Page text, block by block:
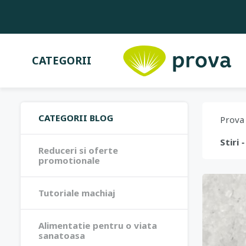
CATEGORII
CATEGORII BLOG
Reduceri si oferte
promotionale
Tutoriale machiaj
Alimentatie pentru o viata
sanatoasa
Prova
Stiri